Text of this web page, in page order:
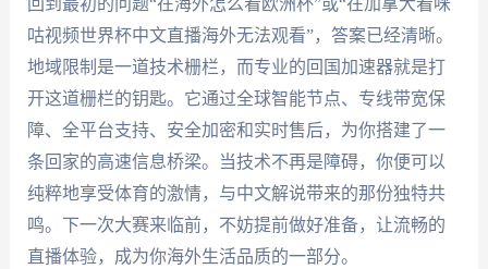
回到最初的问题“在海外怎么看欧洲杯”或“在加拿大看咪
咕视频世界杯中文直播海外无法观看”，答案已经清晰。
地域限制是一道技术栅栏，而专业的回国加速器就是打
开这道栅栏的钥匙。它通过全球智能节点、专线带宽保
障、全平台支持、安全加密和实时售后，为你搭建了一
条回家的高速信息桥梁。当技术不再是障碍，你便可以
纯粹地享受体育的激情，与中文解说带来的那份独特共
鸣。下一次大赛来临前，不妨提前做好准备，让流畅的
直播体验，成为你海外生活品质的一部分。